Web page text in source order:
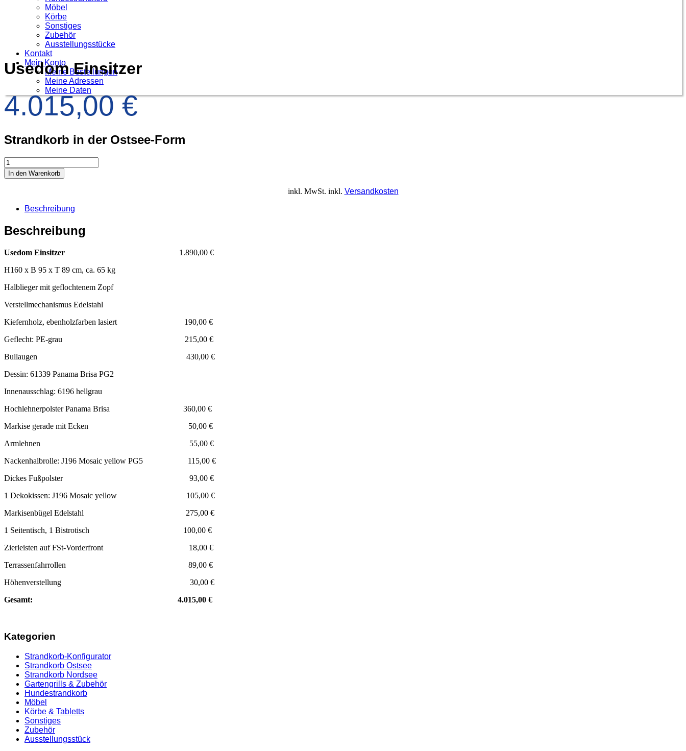
Möbel
Körbe
Sonstiges
Zubehör
Ausstellungsstücke
Kontakt
Mein Konto
Meine Bestellungen
Meine Adressen
Meine Daten
Usedom Einsitzer
4.015,00 €
Strandkorb in der Ostsee-Form
In den Warenkorb
inkl. MwSt. inkl. Versandkosten
Beschreibung
Beschreibung
Usedom Einsitzer 1.890,00 €
H160 x B 95 x T 89 cm, ca. 65 kg
Halblieger mit geflochtenem Zopf
Verstellmechanismus Edelstahl
Kiefernholz, ebenholzfarben lasiert 190,00 €
Geflecht: PE-grau 215,00 €
Bullaugen 430,00 €
Dessin: 61339 Panama Brisa PG2
Innenausschlag: 6196 hellgrau
Hochlehnerpolster Panama Brisa 360,00 €
Markise gerade mit Ecken 50,00 €
Armlehnen 55,00 €
Nackenhalbrolle: J196 Mosaic yellow PG5 115,00 €
Dickes Fußpolster 93,00 €
1 Dekokissen: J196 Mosaic yellow 105,00 €
Markisenbügel Edelstahl 275,00 €
1 Seitentisch, 1 Bistrotisch 100,00 €
Zierleisten auf FSt-Vorderfront 18,00 €
Terrassenfahrrollen 89,00 €
Höhenverstellung 30,00 €
Gesamt: 4.015,00 €
Kategorien
Strandkorb-Konfigurator
Strandkorb Ostsee
Strandkorb Nordsee
Gartengrills & Zubehör
Hundestrandkorb
Möbel
Körbe & Tabletts
Sonstiges
Zubehör
Ausstellungsstück